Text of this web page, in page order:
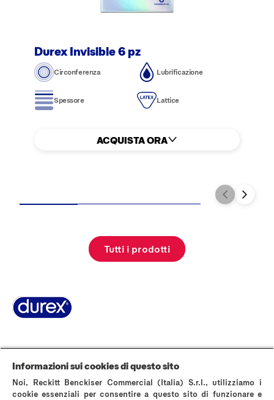
Durex Invisible 6 pz
Circonferenza Lubrificazione
Spessore Lattice
ACQUISTA ORA
Tutti i prodotti
La storia di DurexDomande FrequentiArea stampa
Contattaci
Politica sui cookiesAvviso sulla Privacy
Informazioni sui cookies di questo sito
Noi, Reckitt Benckiser Commercial (Italia) S.r.l., utilizziamo i
cookie essenziali per consentire a questo sito di funzionare e